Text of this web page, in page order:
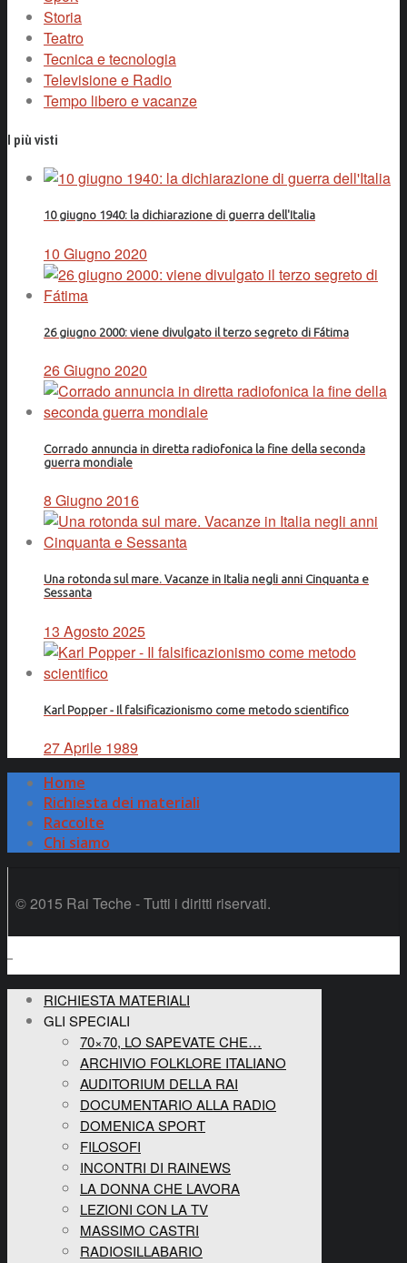
Storia
Teatro
Tecnica e tecnologia
Televisione e Radio
Tempo libero e vacanze
I più visti
10 giugno 1940: la dichiarazione di guerra dell'Italia
10 Giugno 2020
26 giugno 2000: viene divulgato il terzo segreto di Fátima
26 Giugno 2020
Corrado annuncia in diretta radiofonica la fine della seconda
guerra mondiale
8 Giugno 2016
Una rotonda sul mare. Vacanze in Italia negli anni Cinquanta e
Sessanta
13 Agosto 2025
Karl Popper - Il falsificazionismo come metodo scientifico
27 Aprile 1989
Home
Richiesta dei materiali
Raccolte
Chi siamo
© 2015 Rai Teche - Tutti i diritti riservati.
RICHIESTA MATERIALI
GLI SPECIALI
70×70, LO SAPEVATE CHE…
ARCHIVIO FOLKLORE ITALIANO
AUDITORIUM DELLA RAI
DOCUMENTARIO ALLA RADIO
DOMENICA SPORT
FILOSOFI
INCONTRI DI RAINEWS
LA DONNA CHE LAVORA
LEZIONI CON LA TV
MASSIMO CASTRI
RADIOSILLABARIO